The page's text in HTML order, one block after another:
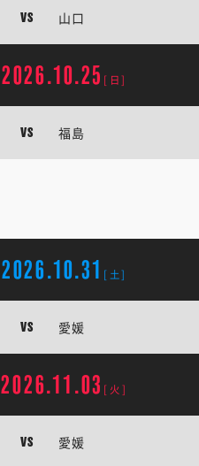
VS 山口
2026.10.25 [日]
VS 福島
2026.10.31 [土]
VS 愛媛
2026.11.03 [火]
VS 愛媛